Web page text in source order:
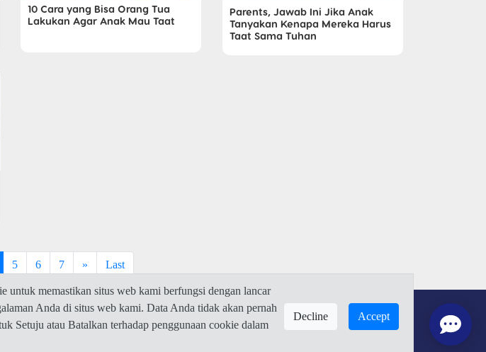
10 Cara yang Bisa Orang Tua
Lakukan Agar Anak Mau Taat
Parents, Jawab Ini Jika Anak
Tanyakan Kenapa Mereka Harus
Taat Sama Tuhan
5 6 7 » Last
untuk memastikan situs web kami berfungsi dengan lancar
Anda di situs web kami. Data Anda tidak akan pernah
Setuju atau Batalkan terhadap penggunaan cookie dalam
Decline Accept
-Privacy Policy